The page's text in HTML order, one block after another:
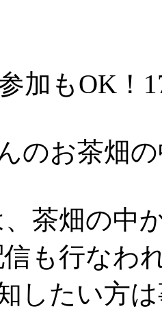
加もOK！
のお茶畑
、茶畑の中
信も行なわ
したい方